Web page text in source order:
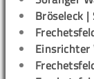
Bröseleck
Einsrichter